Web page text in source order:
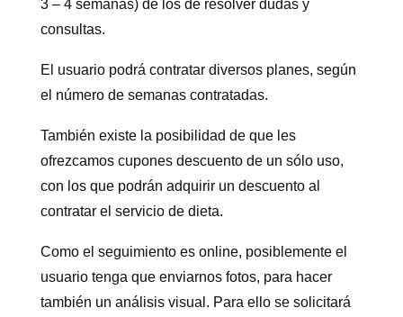
3 – 4 semanas) de los de resolver dudas y
consultas.
El usuario podrá contratar diversos planes, según
el número de semanas contratadas.
También existe la posibilidad de que les
ofrezcamos cupones descuento de un sólo uso,
con los que podrán adquirir un descuento al
contratar el servicio de dieta.
Como el seguimiento es online, posiblemente el
usuario tenga que enviarnos fotos, para hacer
también un análisis visual. Para ello se solicitará